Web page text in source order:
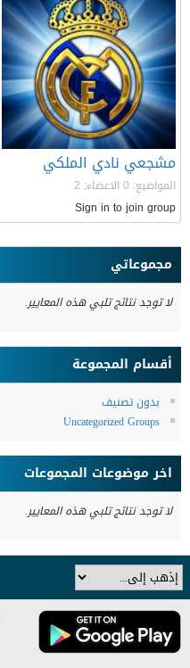
مشجعي نادي الملكي
المواضيع: 0
الاعضاء: 2
Sign in to join group
مجموعاتي
لا توجد نتائج تلبي هذه المعايير.
أقسام المجموعة
بدون تصنيف
Uncategorized Groups
اخر موضوعات المجموعات
لا توجد نتائج تلبي هذه المعايير.